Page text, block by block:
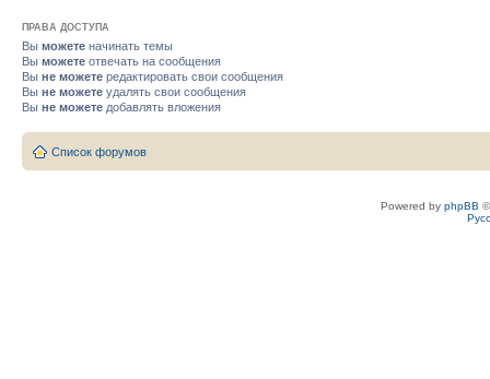
ПРАВА ДОСТУПА
Вы можете начинать темы
Вы можете отвечать на сообщения
Вы не можете редактировать свои сообщения
Вы не можете удалять свои сообщения
Вы не можете добавлять вложения
Список форумов
Powered by phpBB